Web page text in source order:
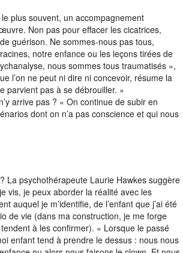
plus souvent, un accompagnement
Non pas pour effacer les cicatrices,
guérison. Ne sommes-nous pas tous,
notre enfance ou les leçons tirées de
nous sommes tous traumatisés »,
l’on ne peut ni dire ni concevoir, résume la
parvient pas à se débrouiller. »
arrive pas ? « On continue de subir en
dont on n’a pas conscience et qui nous
La psychothérapeute Laurie Hawkes suggère
vis, je peux aborder la réalité avec les
auquel je m’identifie, de l’enfant que j’ai été
de vie (dans ma construction, je me forge
à les confirmer). « Lorsque le passé
enfant tend à prendre le dessus : nous nous